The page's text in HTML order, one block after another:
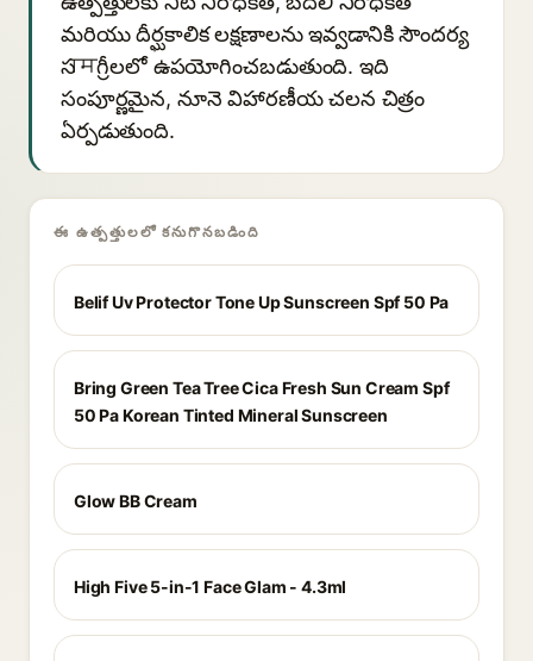
మరియు దీర్ఘకాలిక లక్షణాలను ఇవ్వడానికి సౌందర్య
సामగ్రీలలో ఉపయోగించబడుతుంది. ఇది
సంపూర్ణమైన, నూనె విహారణీయ చలన చిత్రం
ఏర్పడుతుంది.
ఈ ఉత్పత్తులలో కనుగొనబడింది
Belif Uv Protector Tone Up Sunscreen Spf 50 Pa
Bring Green Tea Tree Cica Fresh Sun Cream Spf
50 Pa Korean Tinted Mineral Sunscreen
Glow BB Cream
High Five 5-in-1 Face Glam - 4.3ml